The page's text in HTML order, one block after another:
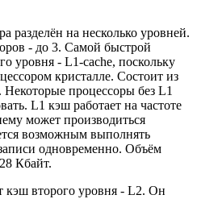
разделён на несколько уровней.
- до 3. Самой быстрой
уровня - L1-cache, поскольку
кристалле. Состоит из
процессоры без L1
L1 кэш работает на частоте
может производиться
возможным выполнять
одновременно. Объём
Кбайт.
кэш второго уровня - L2. Он